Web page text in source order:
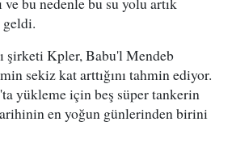
geldi.
şirketi Kpler, Babu'l Mendeb
sekiz kat arttığını tahmin ediyor.
yükleme için beş süper tankerin
en yoğun günlerinden birini